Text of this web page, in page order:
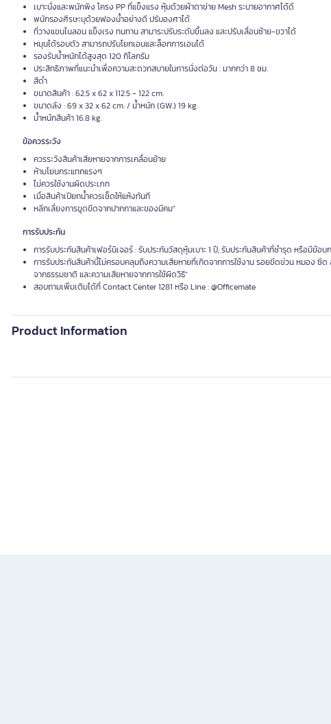
เบาะนั่งและพนักพิง โครง PP ที่แข็งแรง หุ้มด้วยผ้าตาข่าย Mesh ระบายอากาศได้ดี
พนักรองศีรษะบุด้วยฟองน้ำอย่างดี ปรับองศาได้
ที่วางแขนไนลอน แข็งเรง ทนทาน สามาระปรับระดับขึ้นลง และปรับเลื่อนซ้าย-ขวาได้
หมุนได้รอบตัว สามารถปรับโยกเอนและล็อกการเอนได้
รองรับน้ำหนักได้สูงสุด 120 กิโลกรัม
ประสิทธิภาพที่แนะนำเพื่อความสะดวกสบายในการนั่งต่อวัน : มากกว่า 8 ชม.
สีดำ
ขนาดสินค้า : 62.5 x 62 x 112.5 - 122 cm.
ขนาดลัง : 69 x 32 x 62 cm. / น้ำหนัก (GW.) 19 kg.
น้ำหนักสินค้า 16.8 kg.
ข้อควรระวัง
ควรระวังสินค้าเสียหายจากการเคลื่อนย้าย
ห้ามโยนกระแทกแรงๆ
ไม่ควรใช้งานผิดประเภท
เมื่อสินค้าเปียกน้ำควรเช็ดให้แห้งทันที
หลีกเลี่ยงการขูดขีดจากปากกาและของมีคม"
การรับประกัน
การรับประกันสินค้าเฟอร์นิเจอร์ : รับประกันวัสดุหุ้มเบาะ 1 ปี, รับประกันสินค้าที่ชำรุด หรือมีข้
การรับประกันสินค้านี้ไม่ครอบคลุมถึงความเสียหายที่เกิดจากการใช้งาน รอยขีดข่วน หมอง
จากธรรมชาติ และความเสียหายจากการใช้ผิดวิธี"
สอบถามเพิ่มเติมได้ที่ Contact Center 1281 หรือ Line : @Officemate
Product Information